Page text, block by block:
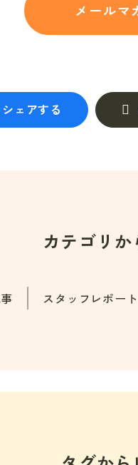
メールマ
シェアする
カテゴリか
スタッフレポート